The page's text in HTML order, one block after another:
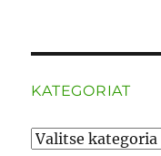
KATEGORIAT
Kategoriat